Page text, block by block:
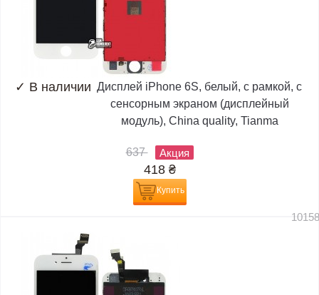
✓ В наличии Дисплей iPhone 6S, белый, с рамкой, с
сенсорным экраном (дисплейный
модуль), China quality, Tianma
637 Акция
418 ₴
Купить